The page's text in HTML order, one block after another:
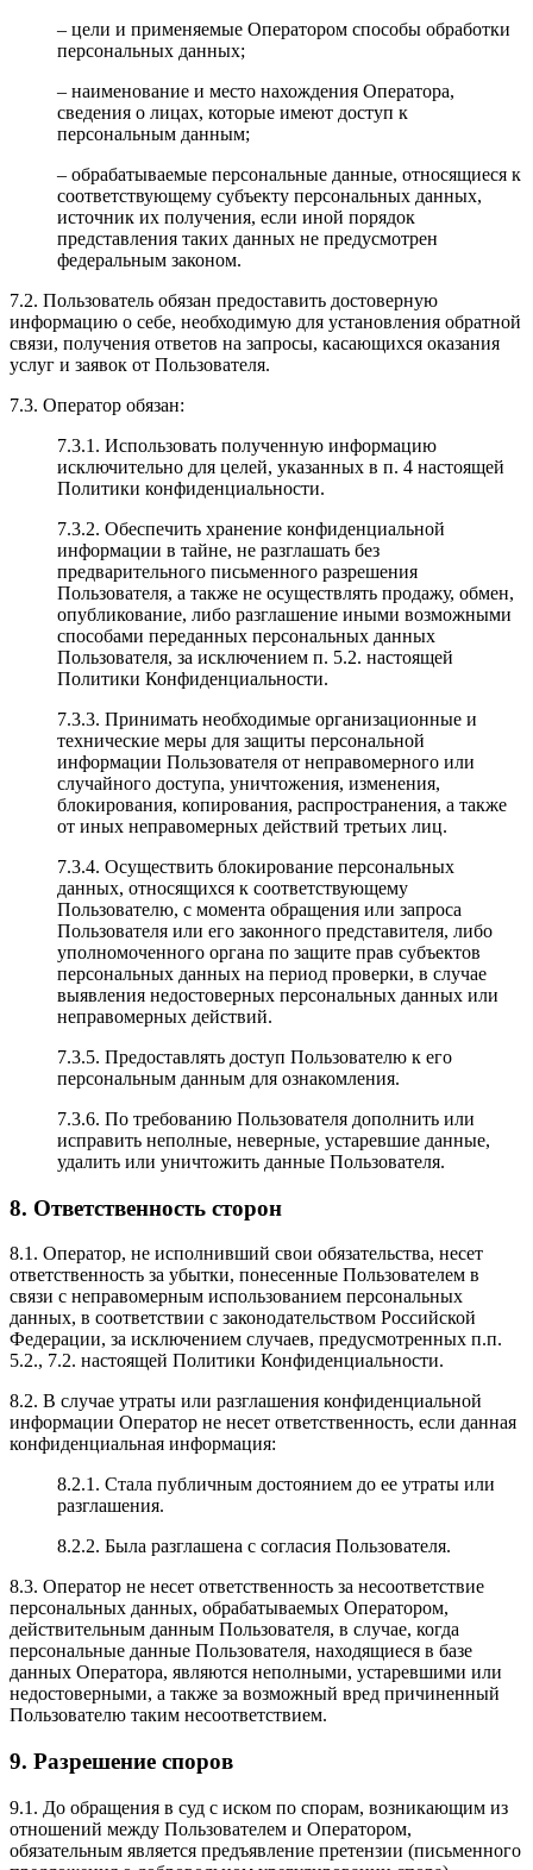
– цели и применяемые Оператором способы обработки
персональных данных;
– наименование и место нахождения Оператора,
сведения о лицах, которые имеют доступ к
персональным данным;
– обрабатываемые персональные данные, относящиеся к
соответствующему субъекту персональных данных,
источник их получения, если иной порядок
представления таких данных не предусмотрен
федеральным законом.
7.2. Пользователь обязан предоставить достоверную
информацию о себе, необходимую для установления обратной
связи, получения ответов на запросы, касающихся оказания
услуг и заявок от Пользователя.
7.3. Оператор обязан:
7.3.1. Использовать полученную информацию
исключительно для целей, указанных в п. 4 настоящей
Политики конфиденциальности.
7.3.2. Обеспечить хранение конфиденциальной
информации в тайне, не разглашать без
предварительного письменного разрешения
Пользователя, а также не осуществлять продажу, обмен,
опубликование, либо разглашение иными возможными
способами переданных персональных данных
Пользователя, за исключением п. 5.2. настоящей
Политики Конфиденциальности.
7.3.3. Принимать необходимые организационные и
технические меры для защиты персональной
информации Пользователя от неправомерного или
случайного доступа, уничтожения, изменения,
блокирования, копирования, распространения, а также
от иных неправомерных действий третьих лиц.
7.3.4. Осуществить блокирование персональных
данных, относящихся к соответствующему
Пользователю, с момента обращения или запроса
Пользователя или его законного представителя, либо
уполномоченного органа по защите прав субъектов
персональных данных на период проверки, в случае
выявления недостоверных персональных данных или
неправомерных действий.
7.3.5. Предоставлять доступ Пользователю к его
персональным данным для ознакомления.
7.3.6. По требованию Пользователя дополнить или
исправить неполные, неверные, устаревшие данные,
удалить или уничтожить данные Пользователя.
8. Ответственность сторон
8.1. Оператор, не исполнивший свои обязательства, несет
ответственность за убытки, понесенные Пользователем в
связи с неправомерным использованием персональных
данных, в соответствии с законодательством Российской
Федерации, за исключением случаев, предусмотренных п.п.
5.2., 7.2. настоящей Политики Конфиденциальности.
8.2. В случае утраты или разглашения конфиденциальной
информации Оператор не несет ответственность, если данная
конфиденциальная информация:
8.2.1. Стала публичным достоянием до ее утраты или
разглашения.
8.2.2. Была разглашена с согласия Пользователя.
8.3. Оператор не несет ответственность за несоответствие
персональных данных, обрабатываемых Оператором,
действительным данным Пользователя, в случае, когда
персональные данные Пользователя, находящиеся в базе
данных Оператора, являются неполными, устаревшими или
недостоверными, а также за возможный вред причиненный
Пользователю таким несоответствием.
9. Разрешение споров
9.1. До обращения в суд с иском по спорам, возникающим из
отношений между Пользователем и Оператором,
обязательным является предъявление претензии (письменного